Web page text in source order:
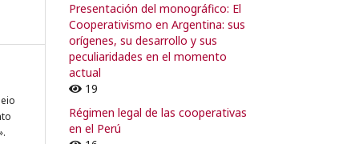
Presentación del monográfico: El
Cooperativismo en Argentina: sus
orígenes, su desarrollo y sus
peculiaridades en el momento
actual
19
Régimen legal de las cooperativas
en el Perú